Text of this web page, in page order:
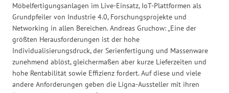
Möbelfertigungsanlagen im Live-Einsatz, IoT-Plattformen als
Grundpfeiler von Industrie 4.0, Forschungsprojekte und
Networking in allen Bereichen. Andreas Gruchow: „Eine der
größten Herausforderungen ist der hohe
Individualisierungsdruck, der Serienfertigung und Massenware
zunehmend ablöst, gleichermaßen aber kurze Lieferzeiten und
hohe Rentabilität sowie Effizienz fordert. Auf diese und viele
andere Anforderungen geben die Ligna-Aussteller mit ihren